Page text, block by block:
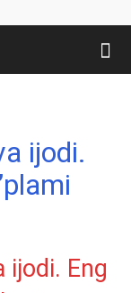
ijodi.